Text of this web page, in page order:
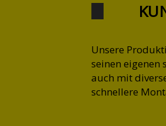
Unsere
seinen eigenen
auch mit
schnellere